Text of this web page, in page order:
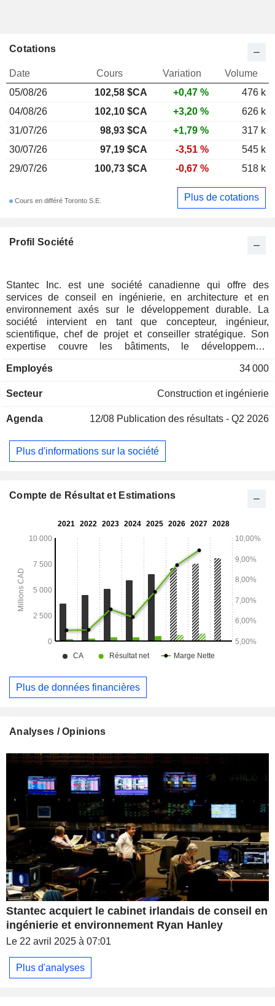
Profil Société
Stantec Inc. est une société canadienne qui offre des
services de conseil en ingénierie, en architecture et en
environnement axés sur le développement durable. La
société intervient en tant que concepteur, ingénieur,
scientifique, chef de projet et conseiller stratégique. Son
expertise couvre les bâtiments, le développement
fédéral, l'exploitation minière, les minéraux et les métaux,
de chantiers. Ses divisions opérationnelles comprennent les
bâtiments, ainsi que l'énergie et les ressources. Ses
l'aménagement intérieur, l'architecture paysagère,
l'arpentage, les sciences de l'environnement, la gestion de
construction, la mise en service, la maintenance, la mise
de la santé et de stratégie ESG. Ses segments d'activité
sont le Canada, les États-Unis et le reste du monde.
Employés 34 000
Secteur Construction et ingénierie
Agenda 12/08 Publication des résultats - Q2 2026
Plus d'informations sur la société
Cotations
Date Cours Variation
Volume
05/08/26
102,58 $CA +0,47 %
476 k
04/08/26
102,10 $CA +3,20 %
626 k
31/07/26
98,93 $CA +1,79 %
317 k
30/07/26
97,19 $CA -3,51 %
545 k
29/07/26
100,73 $CA -0,67 % 518 k
Cours en différé Toronto S.E. Plus de cotations
Compte de Résultat et Estimations
Plus de données financières
Analyses / Opinions
Stantec acquiert le cabinet irlandais de conseil en
ingénierie et environnement Ryan Hanley
Le 22 avril 2025 à 07:01
Plus d'analyses